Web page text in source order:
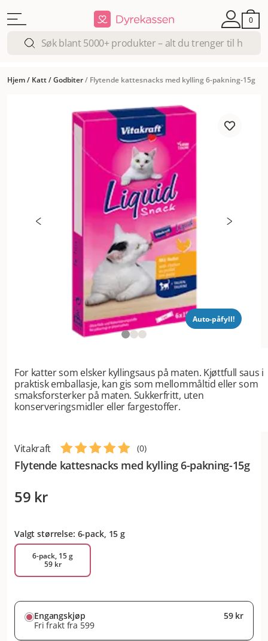
0
Hjem/ Katt/Godbiter/ Flytende kattesnacks med kylling 6-pakning-15g
Auto-påfyll!
For katter som elsker kyllingsaus på maten. Kjøttfull saus i
praktisk emballasje, kan gis som mellommåltid eller som
smaksforsterker på maten. Sukkerfritt, uten
konserveringsmidler eller fargestoffer.
Vitakraft
Flytende kattesnacks med kylling 6-pakning-15g
(0)
59 kr
Valgt størrelse: 6-pack, 15 g
6-pack, 15 g
59 kr
Engangskjøp
Fri frakt fra 599
59 kr